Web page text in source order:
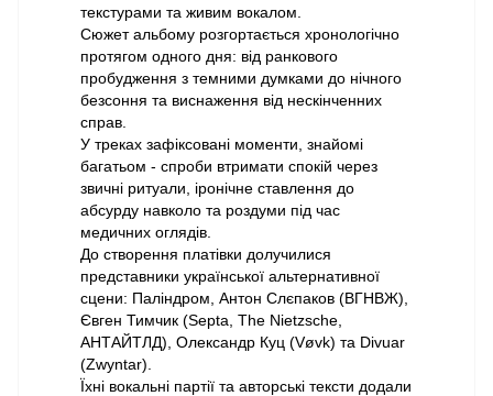
текстурами та живим вокалом.
Сюжет альбому розгортається хронологічно
протягом одного дня: від ранкового
пробудження з темними думками до нічного
безсоння та виснаження від нескінченних
справ.
У треках зафіксовані моменти, знайомі
багатьом - спроби втримати спокій через
звичні ритуали, іронічне ставлення до
абсурду навколо та роздуми під час
медичних оглядів.
До створення платівки долучилися
представники української альтернативної
сцени: Паліндром, Антон Слєпаков (ВГНВЖ),
Євген Тимчик (Septa, The Nietzsche,
АНТАЙТЛД), Олександр Куц (Vøvk) та Divuar
(Zwyntar).
Їхні вокальні партії та авторські тексти додали